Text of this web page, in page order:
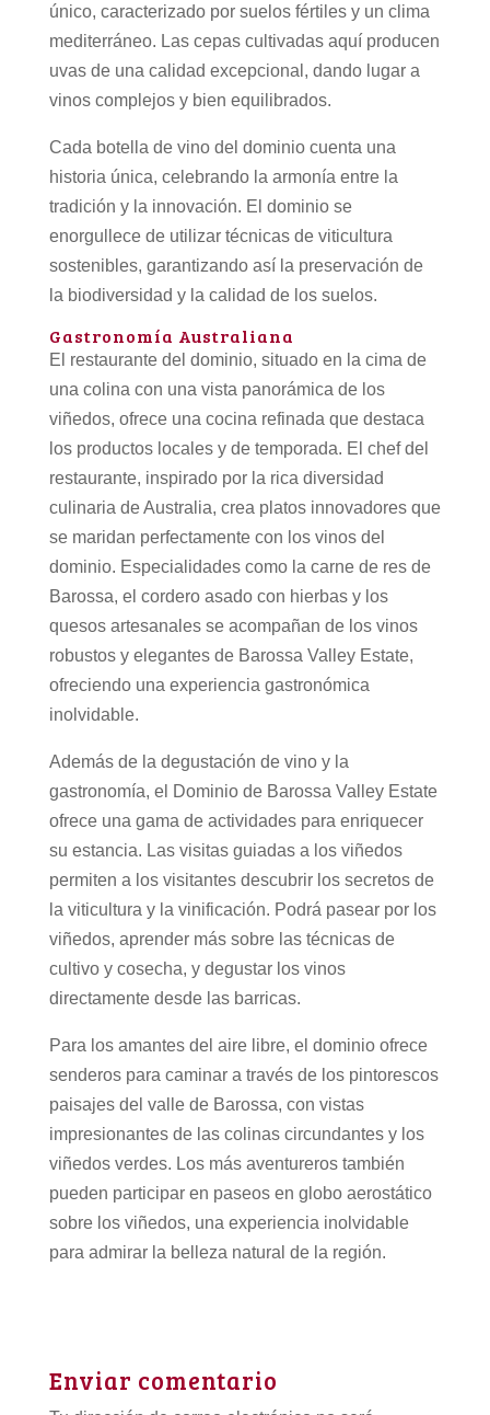
único, caracterizado por suelos fértiles y un clima
mediterráneo. Las cepas cultivadas aquí producen
uvas de una calidad excepcional, dando lugar a
vinos complejos y bien equilibrados.
Cada botella de vino del dominio cuenta una
historia única, celebrando la armonía entre la
tradición y la innovación. El dominio se
enorgullece de utilizar técnicas de viticultura
sostenibles, garantizando así la preservación de
la biodiversidad y la calidad de los suelos.
Gastronomía Australiana
El restaurante del dominio, situado en la cima de
una colina con una vista panorámica de los
viñedos, ofrece una cocina refinada que destaca
los productos locales y de temporada. El chef del
restaurante, inspirado por la rica diversidad
culinaria de Australia, crea platos innovadores que
se maridan perfectamente con los vinos del
dominio. Especialidades como la carne de res de
Barossa, el cordero asado con hierbas y los
quesos artesanales se acompañan de los vinos
robustos y elegantes de Barossa Valley Estate,
ofreciendo una experiencia gastronómica
inolvidable.
Además de la degustación de vino y la
gastronomía, el Dominio de Barossa Valley Estate
ofrece una gama de actividades para enriquecer
su estancia. Las visitas guiadas a los viñedos
permiten a los visitantes descubrir los secretos de
la viticultura y la vinificación. Podrá pasear por los
viñedos, aprender más sobre las técnicas de
cultivo y cosecha, y degustar los vinos
directamente desde las barricas.
Para los amantes del aire libre, el dominio ofrece
senderos para caminar a través de los pintorescos
paisajes del valle de Barossa, con vistas
impresionantes de las colinas circundantes y los
viñedos verdes. Los más aventureros también
pueden participar en paseos en globo aerostático
sobre los viñedos, una experiencia inolvidable
para admirar la belleza natural de la región.
Enviar comentario